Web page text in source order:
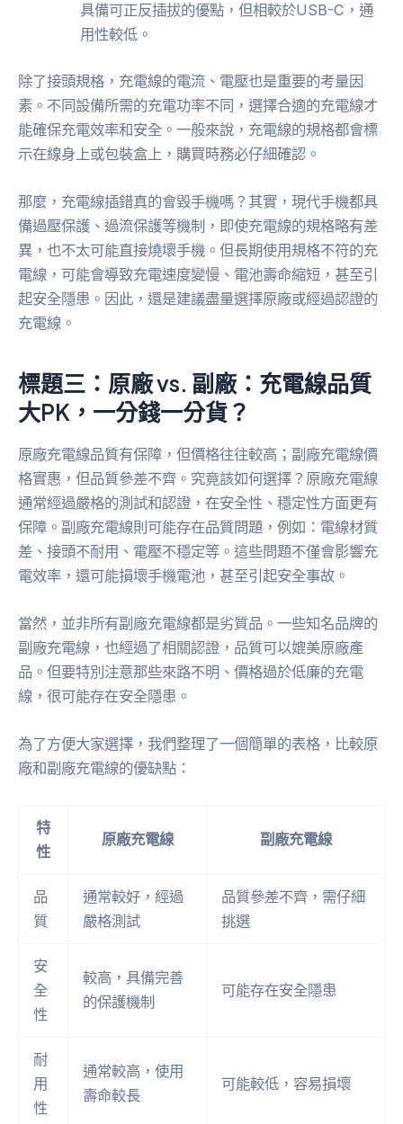
具備可正反插拔的優點，但相較於USB-C，通
用性較低。
除了接頭規格，充電線的電流、電壓也是重要的考量因
素。不同設備所需的充電功率不同，選擇合適的充電線才
能確保充電效率和安全。一般來說，充電線的規格都會標
示在線身上或包裝盒上，購買時務必仔細確認。
那麼，充電線插錯真的會毀手機嗎？其實，現代手機都具
備過壓保護、過流保護等機制，即使充電線的規格略有差
異，也不太可能直接燒壞手機。但長期使用規格不符的充
電線，可能會導致充電速度變慢、電池壽命縮短，甚至引
起安全隱患。因此，還是建議盡量選擇原廠或經過認證的
充電線。
標題三：原廠 vs. 副廠：充電線品質
大PK，一分錢一分貨？
原廠充電線品質有保障，但價格往往較高；副廠充電線價
格實惠，但品質參差不齊。究竟該如何選擇？原廠充電線
通常經過嚴格的測試和認證，在安全性、穩定性方面更有
保障。副廠充電線則可能存在品質問題，例如：電線材質
差、接頭不耐用、電壓不穩定等。這些問題不僅會影響充
電效率，還可能損壞手機電池，甚至引起安全事故。
當然，並非所有副廠充電線都是劣質品。一些知名品牌的
副廠充電線，也經過了相關認證，品質可以媲美原廠產
品。但要特別注意那些來路不明、價格過於低廉的充電
線，很可能存在安全隱患。
為了方便大家選擇，我們整理了一個簡單的表格，比較原
廠和副廠充電線的優缺點：
特
性
原廠充電線 副廠充電線
品
質
通常較好，經過
嚴格測試
品質參差不齊，需仔細
挑選
安
全
性
較高，具備完善
的保護機制
可能存在安全隱患
耐
用
性
通常較高，使用
壽命較長
可能較低，容易損壞